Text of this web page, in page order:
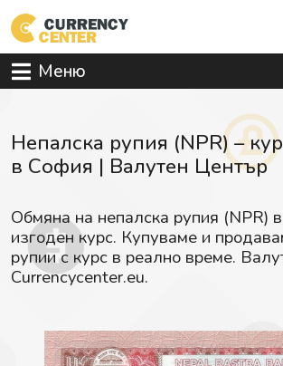
Меню
Непалска рупия (NPR) –
в София | Валутен Център
Обмяна на непалска рупия (NPR)
изгоден курс. Купуваме и
рупии с курс в реално време.
Currencycenter.eu.